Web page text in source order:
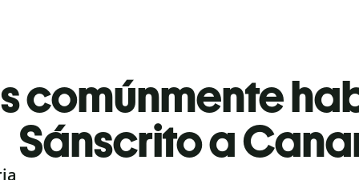
comúnmente
Sánscrito a